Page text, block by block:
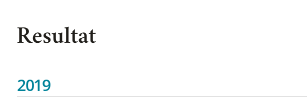
Resultat
2019